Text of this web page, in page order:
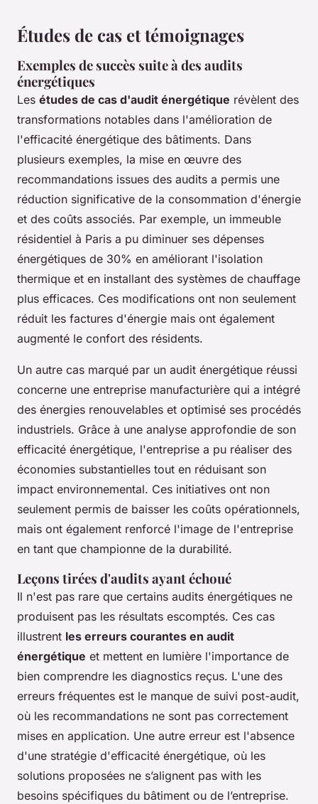
Études de cas et témoignages
Exemples de succès suite à des audits
énergétiques
Les études de cas d'audit énergétique révèlent des
transformations notables dans l'amélioration de
l'efficacité énergétique des bâtiments. Dans
plusieurs exemples, la mise en œuvre des
recommandations issues des audits a permis une
réduction significative de la consommation d'énergie
et des coûts associés. Par exemple, un immeuble
résidentiel à Paris a pu diminuer ses dépenses
énergétiques de 30% en améliorant l'isolation
thermique et en installant des systèmes de chauffage
plus efficaces. Ces modifications ont non seulement
réduit les factures d'énergie mais ont également
augmenté le confort des résidents.
Un autre cas marqué par un audit énergétique réussi
concerne une entreprise manufacturière qui a intégré
des énergies renouvelables et optimisé ses procédés
industriels. Grâce à une analyse approfondie de son
efficacité énergétique, l'entreprise a pu réaliser des
économies substantielles tout en réduisant son
impact environnemental. Ces initiatives ont non
seulement permis de baisser les coûts opérationnels,
mais ont également renforcé l'image de l'entreprise
en tant que championne de la durabilité.
Leçons tirées d'audits ayant échoué
Il n'est pas rare que certains audits énergétiques ne
produisent pas les résultats escomptés. Ces cas
illustrent les erreurs courantes en audit
énergétique et mettent en lumière l'importance de
bien comprendre les diagnostics reçus. L'une des
erreurs fréquentes est le manque de suivi post-audit,
où les recommandations ne sont pas correctement
mises en application. Une autre erreur est l'absence
d'une stratégie d'efficacité énergétique, où les
solutions proposées ne s’alignent pas with les
besoins spécifiques du bâtiment ou de l’entreprise.